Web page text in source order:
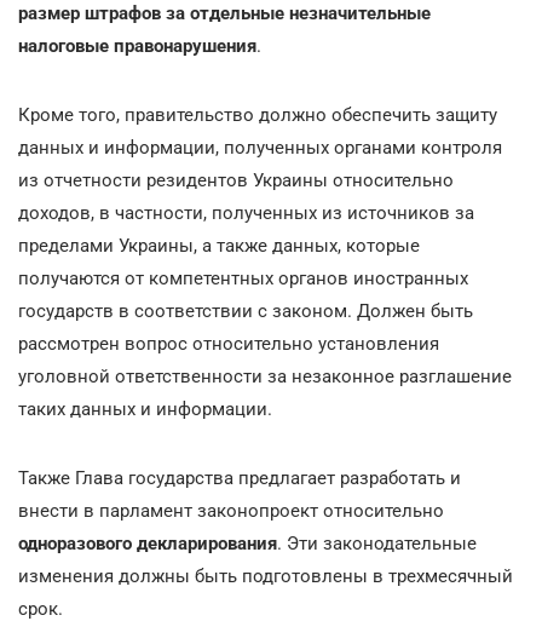
размер штрафов за отдельные незначительные
налоговые правонарушения.
Кроме того, правительство должно обеспечить защиту
данных и информации, полученных органами контроля
из отчетности резидентов Украины относительно
доходов, в частности, полученных из источников за
пределами Украины, а также данных, которые
получаются от компетентных органов иностранных
государств в соответствии с законом. Должен быть
рассмотрен вопрос относительно установления
уголовной ответственности за незаконное разглашение
таких данных и информации.
Также Глава государства предлагает разработать и
внести в парламент законопроект относительно
одноразового декларирования. Эти законодательные
изменения должны быть подготовлены в трехмесячный
срок.